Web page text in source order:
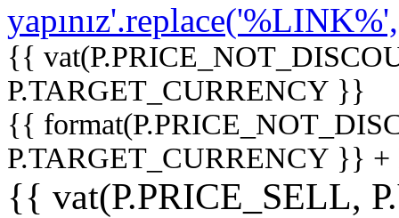
{{
P.TARGET_CURRENCY }}
{{
P.TARGET_CURRENCY }}
{{ vat(P.PRICE_SELL,